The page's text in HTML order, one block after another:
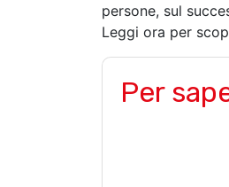
persone, sul
Leggi ora per
Per